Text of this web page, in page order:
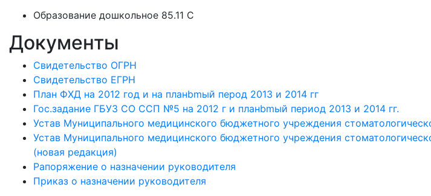
Образование дошкольное 85.11 C
Документы
Свидетельство ОГРН
Свидетельство ЕГРН
План ФХД на 2012 год и на планbmый перод 2013 и 2014 гг
Гос.задание ГБУЗ СО ССП №5 на 2012 г и планbmый период 2013 и 2014 гг.
Устав Муниципального медицинского бюджетного учреждения
Устав Муниципального медицинского бюджетного учреждения
(новая редакция)
Рапоряжение о назначении руководителя
Приказ о назначении руководителя